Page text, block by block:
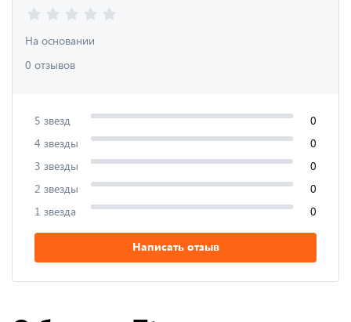
На основании
0 отзывов
5 звезд
0
4 звезды
0
3 звезды
0
2 звезды
0
1 звезда
0
Написать отзыв